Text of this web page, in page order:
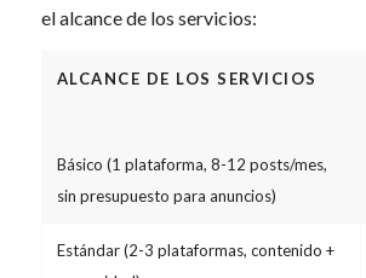
el alcance de los servicios:
ALCANCE DE LOS SERVICIOS
Básico (1 plataforma, 8-12 posts/mes,
sin presupuesto para anuncios)
Estándar (2-3 plataformas, contenido +